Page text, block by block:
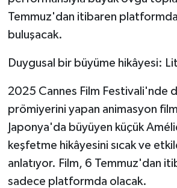
Temmuz'dan itibaren
buluşacak.
Duygusal bir büyüme hikâyesi:
2025 Cannes Film Festivali'nde
prömiyerini yapan animasyon
Japonya'da büyüyen küçük
keşfetme hikâyesini sıcak ve
anlatıyor. Film, 6 Temmuz'dan
sadece platformda olacak.